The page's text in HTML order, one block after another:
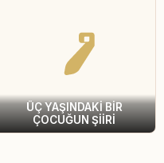
ÜÇ YAŞINDAKİ BİR
ÇOCUĞUN ŞİİRİ